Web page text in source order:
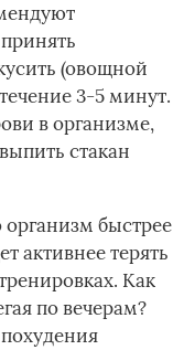
(овощной
3-5 минут.
в организме,
стакан
организм быстрее
активнее терять
Как
по вечерам?